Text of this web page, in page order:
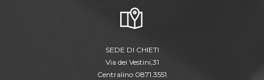
SEDE DI CHIETI
Via dei Vestini,31
Centralino 0871.3551